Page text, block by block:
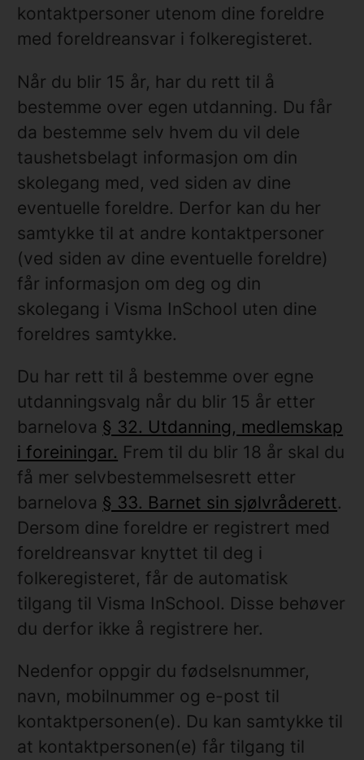
kontaktpersoner utenom dine foreldre
med foreldreansvar i folkeregisteret.
Når du blir 15 år, har du rett til å
bestemme over egen utdanning. Du får
da bestemme selv hvem du vil dele
taushetsbelagt informasjon om din
skolegang med, ved siden av dine
eventuelle foreldre. Derfor kan du her
samtykke til at andre kontaktpersoner
(ved siden av dine eventuelle foreldre)
får informasjon om deg og din
skolegang i Visma InSchool uten dine
foreldres samtykke.
Du har rett til å bestemme over egne
utdanningsvalg når du blir 15 år etter
barnelova § 32. Utdanning, medlemskap
i foreiningar. Frem til du blir 18 år skal du
få mer selvbestemmelsesrett etter
barnelova § 33. Barnet sin sjølvråderett.
Dersom dine foreldre er registrert med
foreldreansvar knyttet til deg i
folkeregisteret, får de automatisk
tilgang til Visma InSchool. Disse behøver
du derfor ikke å registrere her.
Nedenfor oppgir du fødselsnummer,
navn, mobilnummer og e-post til
kontaktpersonen(e). Du kan samtykke til
at kontaktpersonen(e) får tilgang til